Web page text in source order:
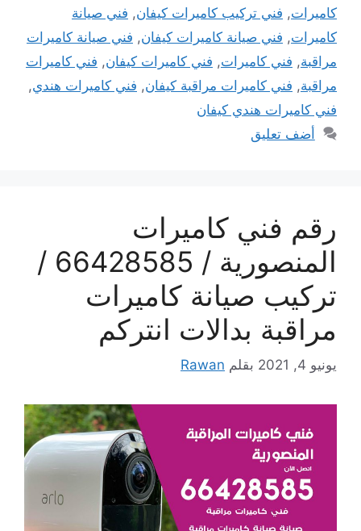
كاميرات, فني تركيب كاميرات كيفان, فني صيانة
كاميرات, فني صيانة كاميرات كيفان, فني صيانة كاميرات
مراقبة, فني كاميرات, فني كاميرات كيفان, فني كاميرات
مراقبة, فني كاميرات مراقبة كيفان, فني كاميرات هندي,
فني كاميرات هندي كيفان
أضف تعليق
رقم فني كاميرات
المنصورية / 66428585 /
تركيب صيانة كاميرات
مراقبة بدالات انتركم
يونيو 4, 2021 بقلم Rawan